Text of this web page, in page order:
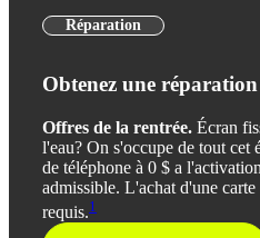
Réparation
Obtenez une
Offres de la rentrée. Écran
l'eau? On s'occupe de tout cet
de téléphone à 0 $ a
admissible. L'achat d'une
requis.1